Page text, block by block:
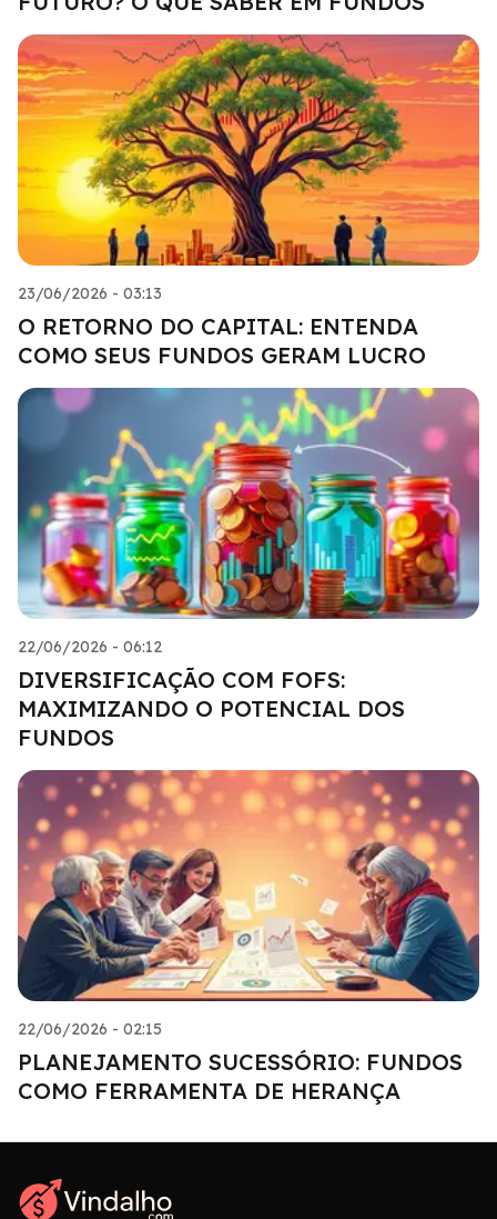
23/06/2026 - 03:13
O RETORNO DO CAPITAL: ENTENDA
COMO SEUS FUNDOS GERAM LUCRO
22/06/2026 - 06:12
DIVERSIFICAÇÃO COM FOFS:
MAXIMIZANDO O POTENCIAL DOS
FUNDOS
22/06/2026 - 02:15
PLANEJAMENTO SUCESSÓRIO: FUNDOS
COMO FERRAMENTA DE HERANÇA